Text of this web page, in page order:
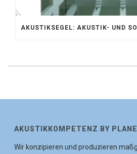
AKUSTIKKOMPETENZ BY
Wir konzipieren und produzieren